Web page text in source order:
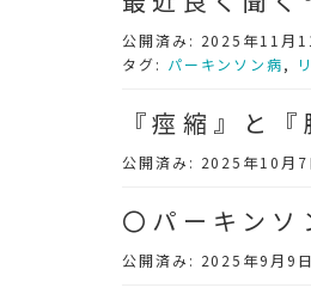
公開済み: 2025年11月
タグ: パーキンソン病,
『痙縮』と
公開済み: 2025年10月7
〇パーキンソ
公開済み: 2025年9月9日